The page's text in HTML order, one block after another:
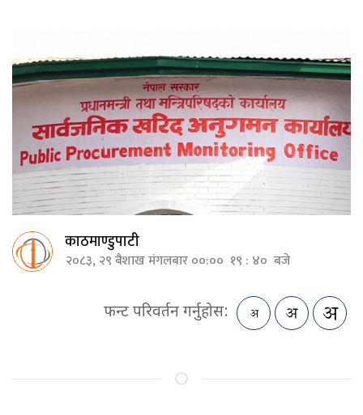
काठमाण्डुपाटी
२०८३, २९ बैशाख मंगलबार ००:०० १९ : ४० बजे
फन्ट परिवर्तन गर्नुहोस: